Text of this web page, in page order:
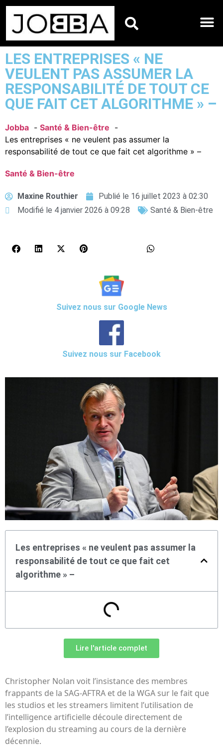
LES ENTREPRISES « NE
VEULENT PAS ASSUMER LA
RESPONSABILITÉ DE TOUT CE
QUE FAIT CET ALGORITHME » –
Jobba
Santé & Bien-être
Les entreprises « ne veulent pas assumer la
responsabilité de tout ce que fait cet algorithme » –
Santé & Bien-être
Maxine Routhier Publié le 16 juillet 2023 à 02:30
Modifié le 4 janvier 2026 à 09:28
Santé & Bien-être
Suivez nous sur Google News
Suivez nous sur Facebook
Les entreprises « ne veulent pas assumer la
responsabilité de tout ce que fait cet
algorithme » –
Lire l'article complet
Christopher Nolan voit l’insistance des membres
frappants de la SAG-AFTRA et de la WGA sur le fait que
les studios et les streamers limitent l’utilisation de
l’intelligence artificielle découle directement de
l’explosion du streaming au cours de la dernière
décennie.